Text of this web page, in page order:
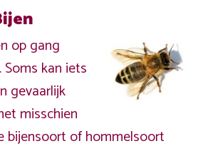
op gang
kan iets
gevaarlijk
misschien
bijensoort of hommelsoort